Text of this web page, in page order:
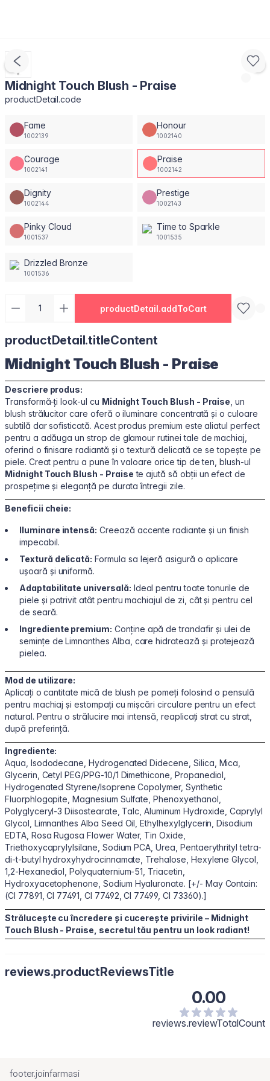
Midnight Touch Blush - Praise
productDetail.code
Fame
1002139
Honour
1002140
Courage
1002141
Praise
1002142
Dignity
1002144
Prestige
1002143
Pinky Cloud
1001537
Time to Sparkle
1001535
Drizzled Bronze
1001536
productDetail.addToCart
productDetail.titleContent
Midnight Touch Blush - Praise
Descriere produs:
Transformă-ți look-ul cu Midnight Touch Blush - Praise , un
blush strălucitor care oferă o iluminare concentrată și o culoare
subtilă dar sofisticată. Acest produs premium este aliatul perfect
pentru a adăuga un strop de glamour rutinei tale de machiaj,
oferind o finisare radiantă și o textură delicată ce se topește pe
piele. Creat pentru a pune în valoare orice tip de ten, blush-ul
Midnight Touch Blush - Praise te ajută să obții un efect de
prospețime și eleganță pe durata întregii zile.
Beneficii cheie:
Iluminare intensă: Creează accente radiante și un finish
impecabil.
Textură delicată: Formula sa lejeră asigură o aplicare
ușoară și uniformă.
Adaptabilitate universală: Ideal pentru toate tonurile de
piele și potrivit atât pentru machiajul de zi, cât și pentru cel
de seară.
Ingrediente premium: Conține apă de trandafir și ulei de
semințe de Limnanthes Alba, care hidratează și protejează
pielea.
Mod de utilizare:
Aplicați o cantitate mică de blush pe pomeți folosind o pensulă
pentru machiaj și estompați cu mișcări circulare pentru un efect
natural. Pentru o strălucire mai intensă, reaplicați strat cu strat,
după preferință.
Ingrediente:
Aqua, Isododecane, Hydrogenated Didecene, Silica, Mica,
Glycerin, Cetyl PEG/PPG-10/1 Dimethicone, Propanediol,
Hydrogenated Styrene/Isoprene Copolymer, Synthetic
Fluorphlogopite, Magnesium Sulfate, Phenoxyethanol,
Polyglyceryl-3 Diisostearate, Talc, Aluminum Hydroxide, Caprylyl
Glycol, Limnanthes Alba Seed Oil, Ethylhexylglycerin, Disodium
EDTA, Rosa Rugosa Flower Water, Tin Oxide,
Triethoxycaprylylsilane, Sodium PCA, Urea, Pentaerythrityl tetra-
di-t-butyl hydroxyhydrocinnamate, Trehalose, Hexylene Glycol,
1,2-Hexanediol, Polyquaternium-51, Triacetin,
Hydroxyacetophenone, Sodium Hyaluronate. [+/- May Contain:
(CI 77891, CI 77491, CI 77492, CI 77499, CI 73360).]
Strălucește cu încredere și cucerește privirile – Midnight
Touch Blush - Praise, secretul tău pentru un look radiant!
reviews.productReviewsTitle
0.00
reviews.reviewTotalCount
footer.joinfarmasi